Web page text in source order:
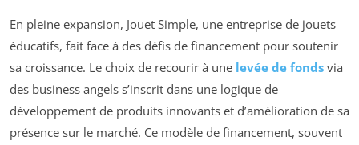
En pleine expansion, Jouet Simple, une entreprise de jouets
éducatifs, fait face à des défis de financement pour soutenir
sa croissance. Le choix de recourir à une levée de fonds via
des business angels s’inscrit dans une logique de
développement de produits innovants et d’amélioration de sa
présence sur le marché. Ce modèle de financement, souvent